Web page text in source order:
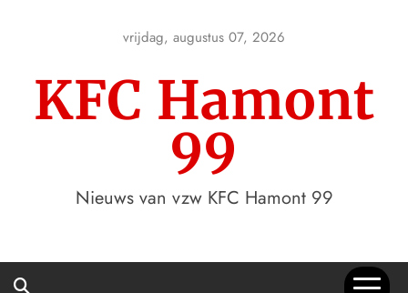
vrijdag, augustus 07, 2026
KFC Hamont
99
Nieuws van vzw KFC Hamont 99